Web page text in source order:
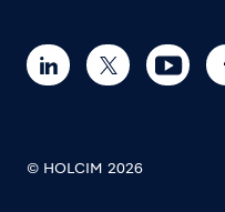
© HOLCIM 2026